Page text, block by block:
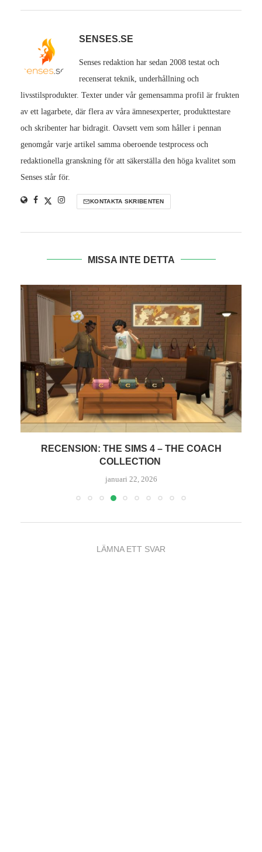
SENSES.SE
Senses redaktion har sedan 2008 testat och
recenserat teknik, underhållning och
livsstilsprodukter. Texter under vår gemensamma profil är frukten
av ett lagarbete, där flera av våra ämnesexperter, produkttestare
och skribenter har bidragit. Oavsett vem som håller i pennan
genomgår varje artikel samma oberoende testprocess och
redaktionella granskning för att säkerställa den höga kvalitet som
Senses står för.
KONTAKTA SKRIBENTEN
MISSA INTE DETTA
RECENSION: THE SIMS 4 – THE COACH
COLLECTION
januari 22, 2026
LÄMNA ETT SVAR